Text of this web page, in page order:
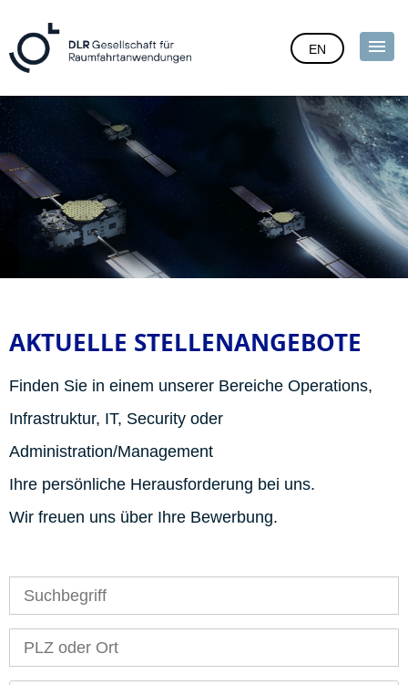
EN
AKTUELLE STELLENANGEBOTE
Finden Sie in einem unserer Bereiche Operations,
Infrastruktur, IT, Security oder
Administration/Management
Ihre persönliche Herausforderung bei uns.
Wir freuen uns über Ihre Bewerbung.